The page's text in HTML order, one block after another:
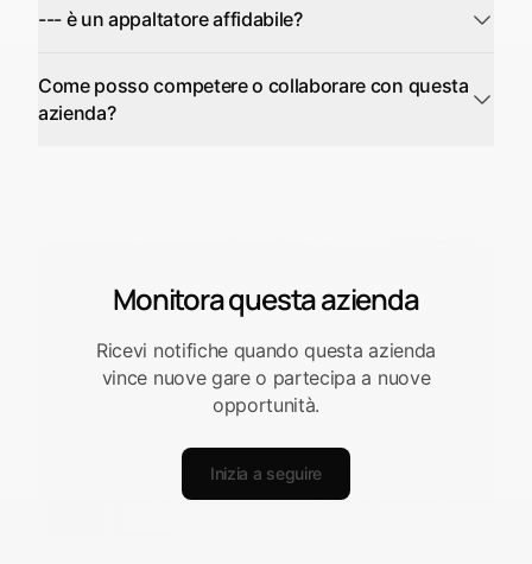
--- è un appaltatore affidabile?
Come posso competere o collaborare con questa
azienda?
Monitora questa azienda
Ricevi notifiche quando questa azienda
vince nuove gare o partecipa a nuove
opportunità.
Inizia a seguire